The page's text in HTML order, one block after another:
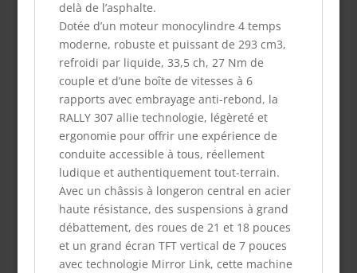
delà de l’asphalte.
Dotée d’un moteur monocylindre 4 temps
moderne, robuste et puissant de 293 cm3,
refroidi par liquide, 33,5 ch, 27 Nm de
couple et d’une boîte de vitesses à 6
rapports avec embrayage anti-rebond, la
RALLY 307 allie technologie, légèreté et
ergonomie pour offrir une expérience de
conduite accessible à tous, réellement
ludique et authentiquement tout-terrain.
Avec un châssis à longeron central en acier
haute résistance, des suspensions à grand
débattement, des roues de 21 et 18 pouces
et un grand écran TFT vertical de 7 pouces
avec technologie Mirror Link, cette machine